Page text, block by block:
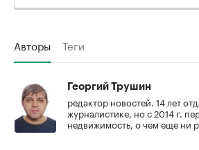
Авторы Теги
Георгий Трушин
редактор новостей. 14 лет
журналистике, но с 2014 г.
недвижимость, о чем еще ни